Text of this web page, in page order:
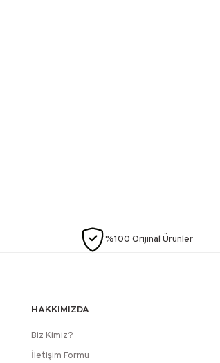
%100 Orijinal Ürünler
HAKKIMIZDA
Biz Kimiz?
İletişim Formu